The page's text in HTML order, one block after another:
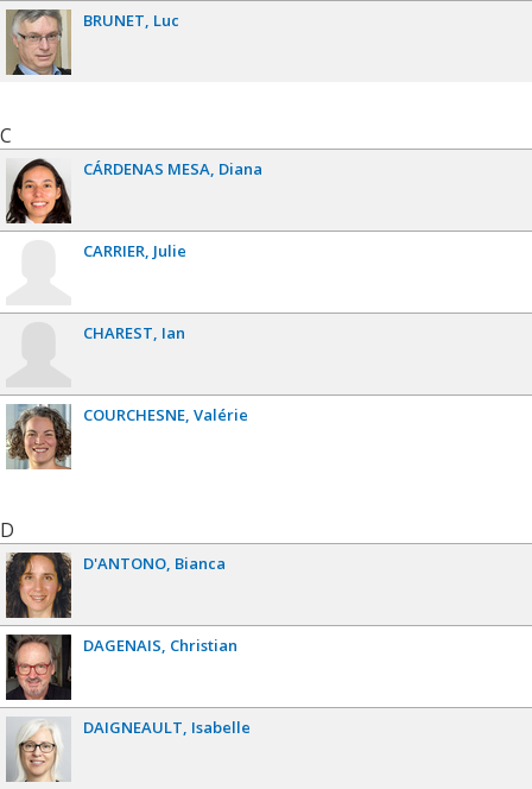
BRUNET Luc
C
CÁRDENAS MESA Diana
CARRIER Julie
CHAREST Ian
COURCHESNE Valérie
D
D'ANTONO Bianca
DAGENAIS Christian
DAIGNEAULT Isabelle